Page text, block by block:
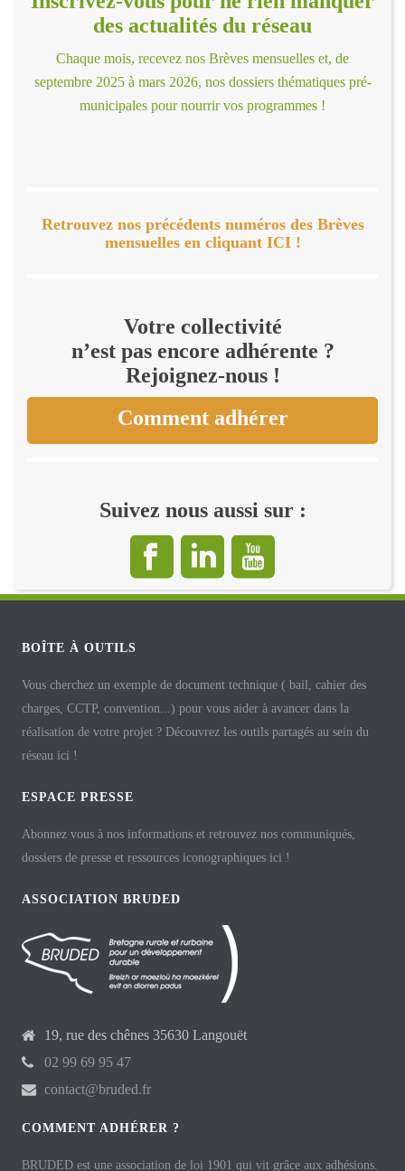
des actualités du réseau
Chaque mois, recevez nos Brèves mensuelles et, de
septembre 2025 à mars 2026, nos dossiers thématiques pré-
municipales pour nourrir vos programmes !
Retrouvez nos précédents numéros des Brèves
mensuelles en cliquant ICI !
Votre collectivité
n’est pas encore adhérente ?
Rejoignez-nous !
Comment adhérer
Suivez nous aussi sur :
BOÎTE À OUTILS
Vous cherchez un exemple de document technique ( bail, cahier des
charges, CCTP, convention...) pour vous aider à avancer dans la
réalisation de votre projet ? Découvrez les outils partagés au sein du
réseau ici !
ESPACE PRESSE
Abonnez vous à nos informations et retrouvez nos communiqués,
dossiers de presse et ressources iconographiques ici !
ASSOCIATION BRUDED
19, rue des chênes 35630 Langouët
02 99 69 95 47
contact@bruded.fr
COMMENT ADHÉRER ?
BRUDED est une association de loi 1901 qui vit grâce aux adhésions.